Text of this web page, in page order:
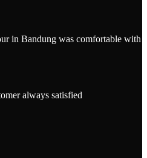
in Bandung was comfortable with
always satisfied